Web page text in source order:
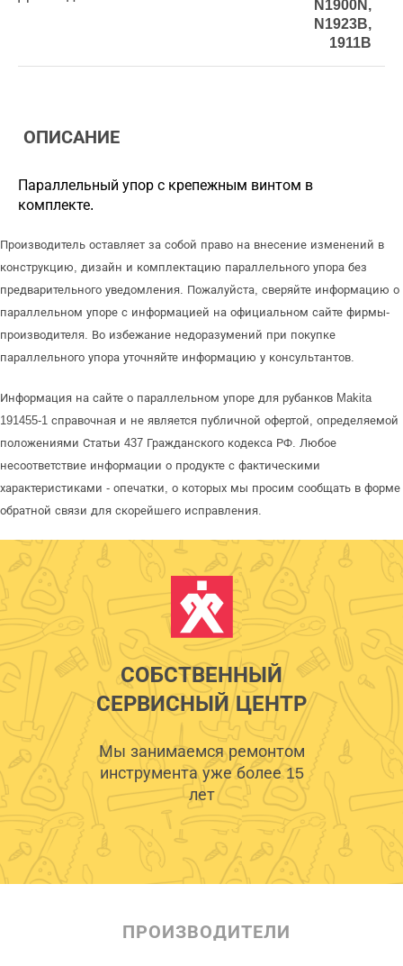
N1900N,
N1923B,
1911B
ОПИСАНИЕ
Параллельный упор с крепежным винтом в
комплекте.
Производитель оставляет за собой право на внесение изменений в
конструкцию, дизайн и комплектацию параллельного упора без
предварительного уведомления. Пожалуйста, сверяйте информацию о
параллельном упоре с информацией на официальном сайте фирмы-
производителя. Во избежание недоразумений при покупке
параллельного упора уточняйте информацию у консультантов.
Информация на сайте о параллельном упоре для рубанков Makita
191455-1 справочная и не является публичной офертой, определяемой
положениями Статьи 437 Гражданского кодекса РФ. Любое
несоответствие информации о продукте с фактическими
характеристиками - опечатки, о которых мы просим сообщать в форме
обратной связи для скорейшего исправления.
СОБСТВЕННЫЙ
СЕРВИСНЫЙ ЦЕНТР
Мы занимаемся ремонтом
инструмента уже более 15
лет
ПРОИЗВОДИТЕЛИ